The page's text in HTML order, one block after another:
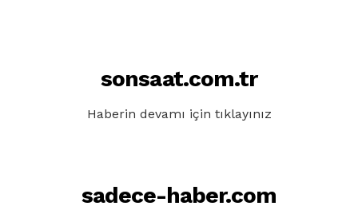
sonsaat.com.tr
Haberin devamı için tıklayınız
sadece-haber.com